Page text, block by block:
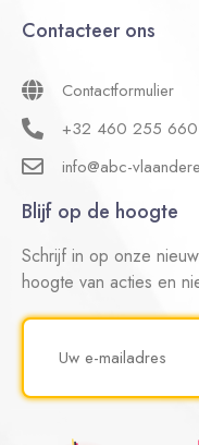
Contacteer ons
Contactformulier
+32 460 255 660
info@abc-
Blijf op de hoogte
Schrijf in op onze
hoogte van acties en